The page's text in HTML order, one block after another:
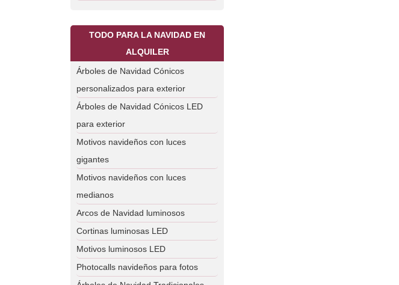
TODO PARA LA NAVIDAD EN
ALQUILER
Árboles de Navidad Cónicos
personalizados para exterior
Árboles de Navidad Cónicos LED
para exterior
Motivos navideños con luces
gigantes
Motivos navideños con luces
medianos
Arcos de Navidad luminosos
Cortinas luminosas LED
Motivos luminosos LED
Photocalls navideños para fotos